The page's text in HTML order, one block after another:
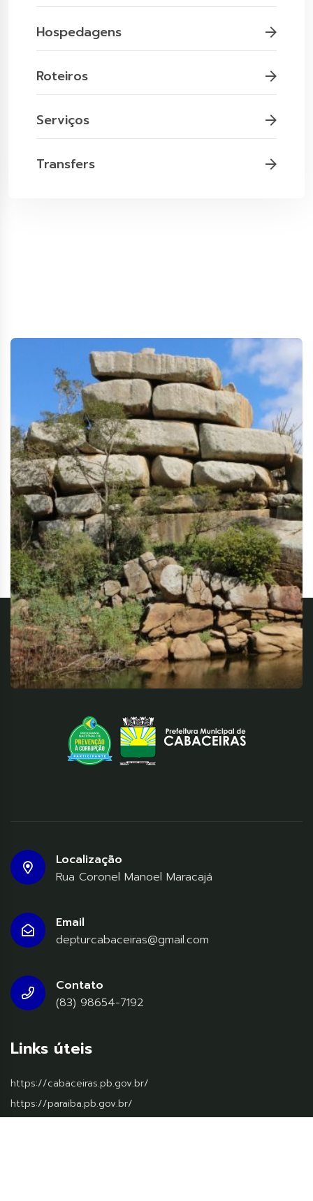
Hospedagens
Roteiros
Serviços
Transfers
Localização
Rua Coronel Manoel Maracajá
Email
depturcabaceiras@gmail.com
Contato
(83) 98654-7192
Links úteis
https://cabaceiras.pb.gov.br/
https://paraiba.pb.gov.br/